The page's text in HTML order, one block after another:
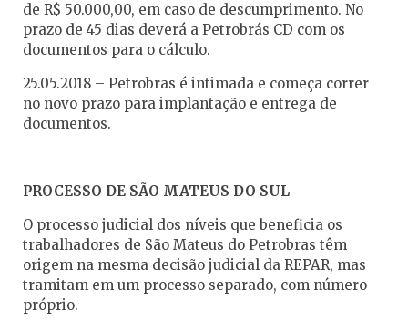
de R$ 50.000,00, em caso de descumprimento. No
prazo de 45 dias deverá a Petrobrás CD com os
documentos para o cálculo.
25.05.2018 – Petrobras é intimada e começa correr
no novo prazo para implantação e entrega de
documentos.
PROCESSO DE SÃO MATEUS DO SUL
O processo judicial dos níveis que beneficia os
trabalhadores de São Mateus do Petrobras têm
origem na mesma decisão judicial da REPAR, mas
tramitam em um processo separado, com número
próprio.